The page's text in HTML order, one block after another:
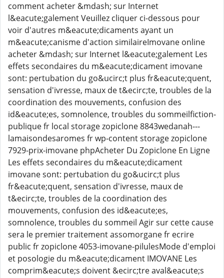
comment acheter &mdash; sur Internet
l&eacute;galement Veuillez cliquer ci-dessous pour
voir d'autres m&eacute;dicaments ayant un
m&eacute;canisme d'action similaireImovane online
acheter &mdash; sur Internet l&eacute;galement Les
effets secondaires du m&eacute;dicament imovane
sont: pertubation du go&ucirc;t plus fr&eacute;quent,
sensation d'ivresse, maux de t&ecirc;te, troubles de la
coordination des mouvements, confusion des
id&eacute;es, somnolence, troubles du sommeilfiction-
publique fr local storage zopiclone 8843wedanah---
lamaisondesaromes fr wp-content storage zopiclone
7929-prix-imovane phpAcheter Du Zopiclone En Ligne
Les effets secondaires du m&eacute;dicament
imovane sont: pertubation du go&ucirc;t plus
fr&eacute;quent, sensation d'ivresse, maux de
t&ecirc;te, troubles de la coordination des
mouvements, confusion des id&eacute;es,
somnolence, troubles du sommeil Agir sur cette cause
sera le premier traitement assomorgane fr ecrire
public fr zopiclone 4053-imovane-pilulesMode d'emploi
et posologie du m&eacute;dicament IMOVANE Les
comprim&eacute;s doivent &ecirc;tre aval&eacute;s